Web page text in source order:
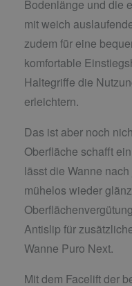
Bodenlänge und die
mit weich
zudem für eine
komfortable
Haltegriffe die
erleichtern.
Das ist aber noch
Oberfläche schafft
lässt die Wanne
mühelos wieder
Antislip für
Wanne Puro Next.
Mit dem Facelift der